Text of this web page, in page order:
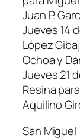
Juan P.
Jueves 14
López
Ochoa y
Jueves 21
Resina
Aquilino
San Miguel